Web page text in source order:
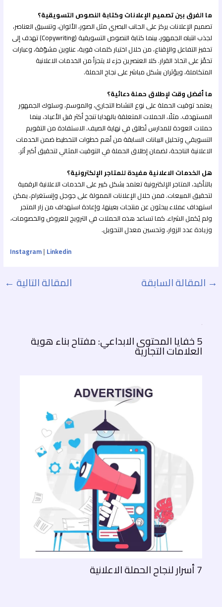
ما الفرق بين تصميم الإعلانات وكتابة النصوص التسويقية؟
تصميم الإعلانات يركز على الجانب البصري مثل الصور، الألوان، وتنسيق العناصر،
لجذب انتباه الجمهور، بينما كتابة النصوص التسويقية (Copywriting) تهدف إلى
تحفيز التفاعل والإقناع، من خلال اختيار كلمات قوية، عناوين مشوّقة، وعبارات
تحفّز على اتخاذ القرار. كلا العنصرين جزء لا يتجزأ من الخدمات الاعلانية
المتكاملة، ويؤثران بشكل مباشر على نجاح الحملة.
ما أفضل وقت لإطلاق حملة دعائية؟
يعتمد توقيت الحملة على نوع النشاط التجاري، والموسم، وسلوك الجمهور
المستهدف. مثلًا، الحملات المتعلقة بالهدايا تنجح أكثر قبل الأعياد، بينما
حملات العودة للمدارس تُطلق في نهاية الصيف. الاستفادة من التقويم
التسويقي وتحليل البيانات السابقة من أهم خطوات التخطيط ضمن الخدمات
الاعلانية الناجحة، لضمان إطلاق الحملة في التوقيت المثالي لتحقيق أكبر أثر.
هل الخدمات الاعلانية مفيدة للمتاجر الإلكترونية؟
بالتأكيد، المتاجر الإلكترونية تعتمد بشكل كبير على الخدمات الاعلانية الرقمية
لتحقيق المبيعات. فمن خلال الإعلانات الممولة على جوجل وإنستغرام، يمكن
استهداف عملاء يبحثون عن منتجات بعينها، وإعادة استهداف من زار المتجر
ولم يُكمل الشراء. كما تساعد هذه الحملات في الترويج للعروض والخصومات،
وزيادة عدد الزوار، وتحسين معدل التحويل.
Instagram| Linkedin
→ المقالة السابقة المقالة التالية ←
5 خفايا المحتوى الابداعي: مفتاح بناء هوية
العلامات التجارية
7 أسرار لنجاح الحملة الاعلانية